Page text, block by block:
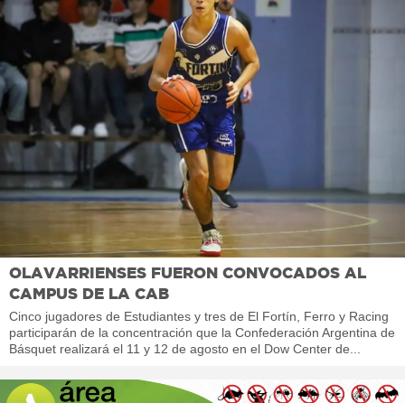
OLAVARRIENSES FUERON CONVOCADOS AL
CAMPUS DE LA CAB
Cinco jugadores de Estudiantes y tres de El Fortín, Ferro y Racing
participarán de la concentración que la Confederación Argentina de
Básquet realizará el 11 y 12 de agosto en el Dow Center de...